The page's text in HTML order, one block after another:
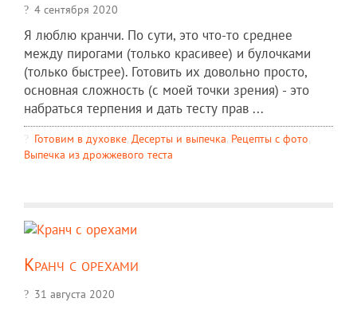
4 сентября 2020
Я люблю кранчи. По сути, это что-то среднее
между пирогами (только красивее) и булочками
(только быстрее). Готовить их довольно просто,
основная сложность (с моей точки зрения) - это
набраться терпения и дать тесту прав ...
Готовим в духовке, Десерты и выпечка, Рецепты c фото,
Выпечка из дрожжевого теста
Кранч с орехами
31 августа 2020